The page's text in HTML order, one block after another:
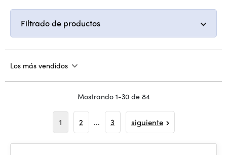
Filtrado de productos
Los más vendidos
Mostrando 1-30 de 84
1 2 ... 3 siguiente